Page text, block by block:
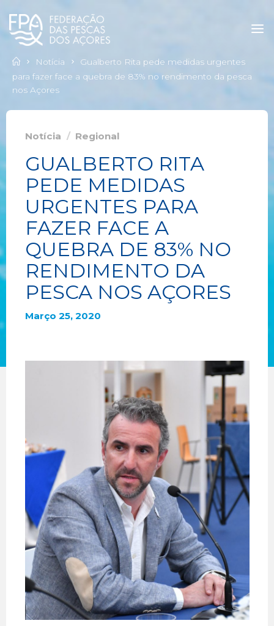
Notícia
Gualberto Rita pede medidas urgentes
para fazer face a quebra de 83% no rendimento da pesca
nos Açores
Notícia / Regional
GUALBERTO RITA
PEDE MEDIDAS
URGENTES PARA
FAZER FACE A
QUEBRA DE 83% NO
RENDIMENTO DA
PESCA NOS AÇORES
Março 25, 2020